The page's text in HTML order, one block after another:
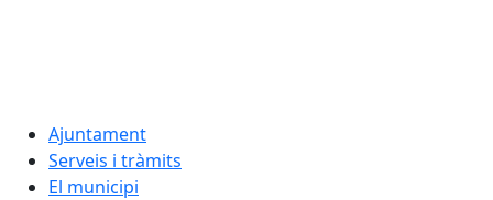
Ajuntament
Serveis i tràmits
El municipi